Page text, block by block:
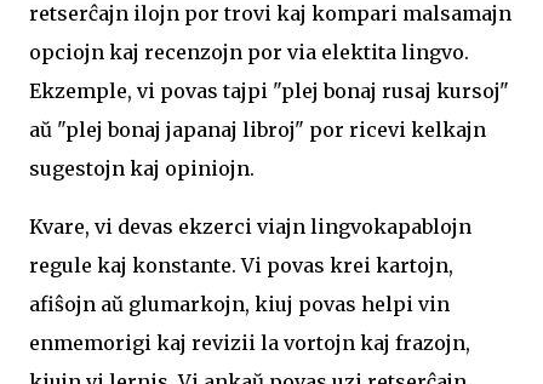
retserĉajn ilojn por trovi kaj kompari malsamajn
opciojn kaj recenzojn por via elektita lingvo.
Ekzemple, vi povas tajpi "plej bonaj rusaj kursoj"
aŭ "plej bonaj japanaj libroj" por ricevi kelkajn
sugestojn kaj opiniojn.
Kvare, vi devas ekzerci viajn lingvokapablojn
regule kaj konstante. Vi povas krei kartojn,
afiŝojn aŭ glumarkojn, kiuj povas helpi vin
enmemorigi kaj revizii la vortojn kaj frazojn,